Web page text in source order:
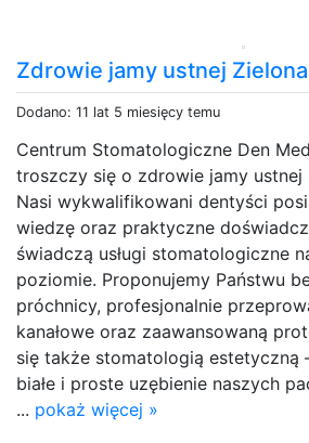
Zdrowie jamy ustnej
Dodano: 11 lat 5 miesięcy temu
Centrum Stomatologiczne Den
troszczy się o zdrowie jamy ustnej
Nasi wykwalifikowani dentyści
wiedzę oraz praktyczne
świadczą usługi stomatologiczne
poziomie. Proponujemy Państwu
próchnicy, profesjonalnie
kanałowe oraz zaawansowaną
się także stomatologią estetyczną
białe i proste uzębienie naszych
... pokaż więcej »